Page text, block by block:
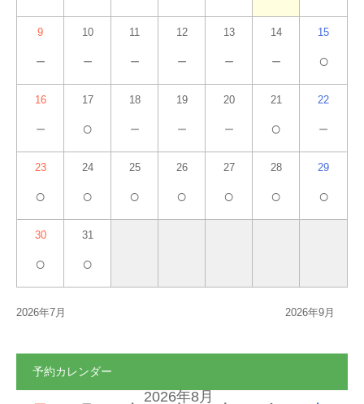
9
－
10
－
11
－
12
－
13
－
14
－
15
○
16
－
17
○
18
－
19
－
20
－
21
○
22
－
23
○
24
○
25
○
26
○
27
○
28
○
29
○
30
○
31
○
2026年7月 2026年9月
予約カレンダー
2026年8月